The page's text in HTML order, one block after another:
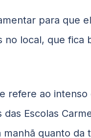
para que
local, que fica
refere ao
Escolas
quanto da